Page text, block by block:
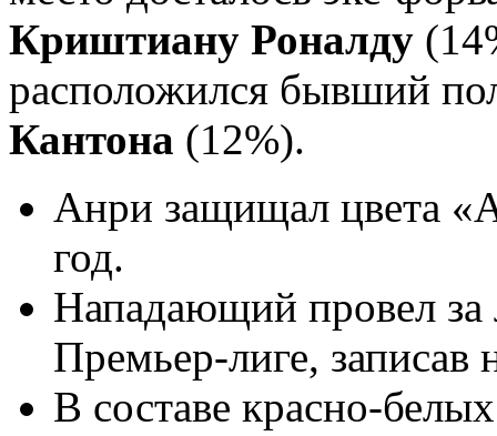
Криштиану Роналду
расположился бывший
Кантона (12%).
Анри защищал цвета
год.
Нападающий провел за
Премьер-лиге, записав
В составе красно-